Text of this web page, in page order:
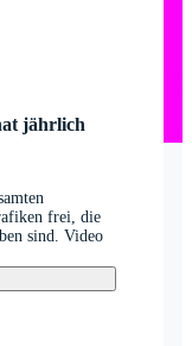
jährlich
frei, die
sind. Video